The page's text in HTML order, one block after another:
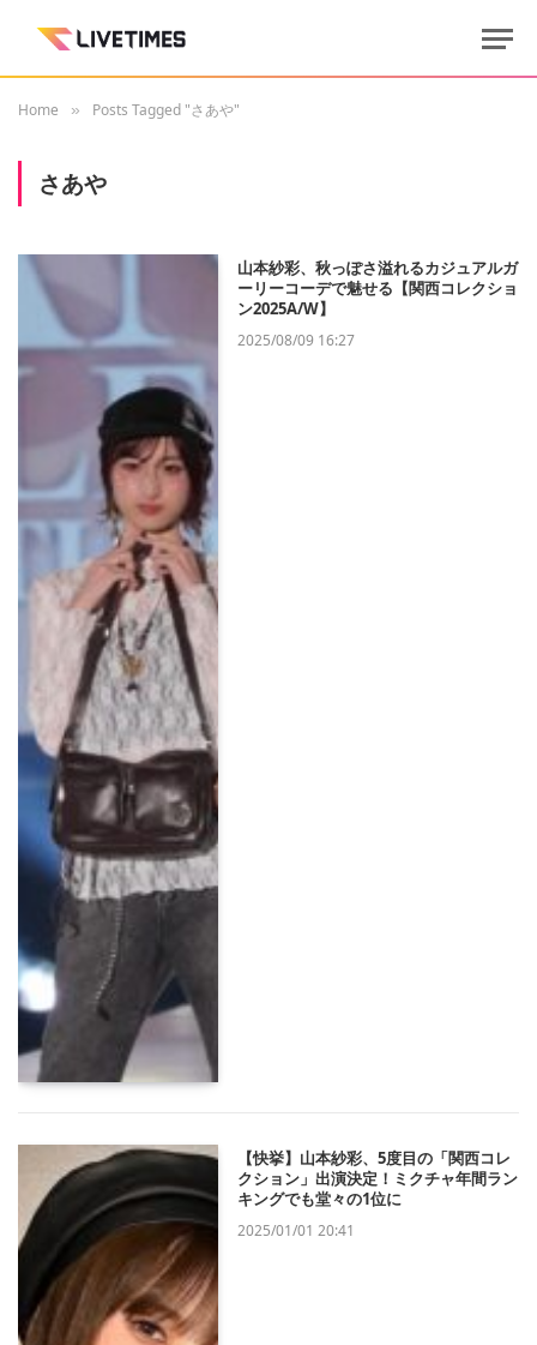
Home » Posts Tagged "さあや"
さあや
山本紗彩、秋っぽさ溢れるカジュアルガ
ーリーコーデで魅せる【関西コレクショ
ン2025A/W】
2025/08/09 16:27
【快挙】山本紗彩、5度目の「関西コレ
クション」出演決定！ミクチャ年間ラン
キングでも堂々の1位に
2025/01/01 20:41